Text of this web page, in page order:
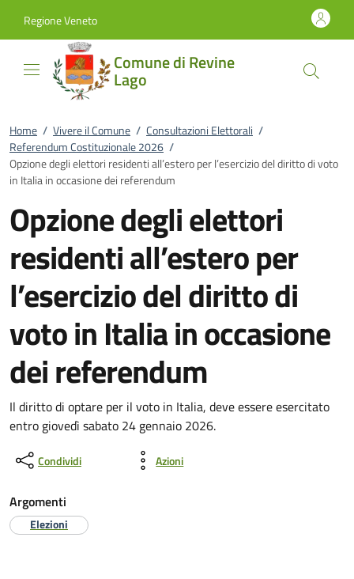
Regione Veneto
Comune di Revine
Lago
Home / Vivere il Comune / Consultazioni Elettorali /
Referendum Costituzionale 2026 /
Opzione degli elettori residenti all’estero per l’esercizio del diritto di voto
in Italia in occasione dei referendum
Opzione degli elettori
residenti all’estero per
l’esercizio del diritto di
voto in Italia in occasione
dei referendum
Il diritto di optare per il voto in Italia, deve essere esercitato
entro giovedì sabato 24 gennaio 2026.
Condividi Azioni
Argomenti
Elezioni